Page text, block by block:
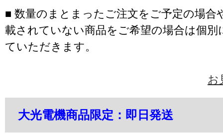
■ 数量のまとまったご注文をご予定の場合
載されていない商品をご希望の場合は個別
ていただきます。
お
大光電機商品限定：即日発送